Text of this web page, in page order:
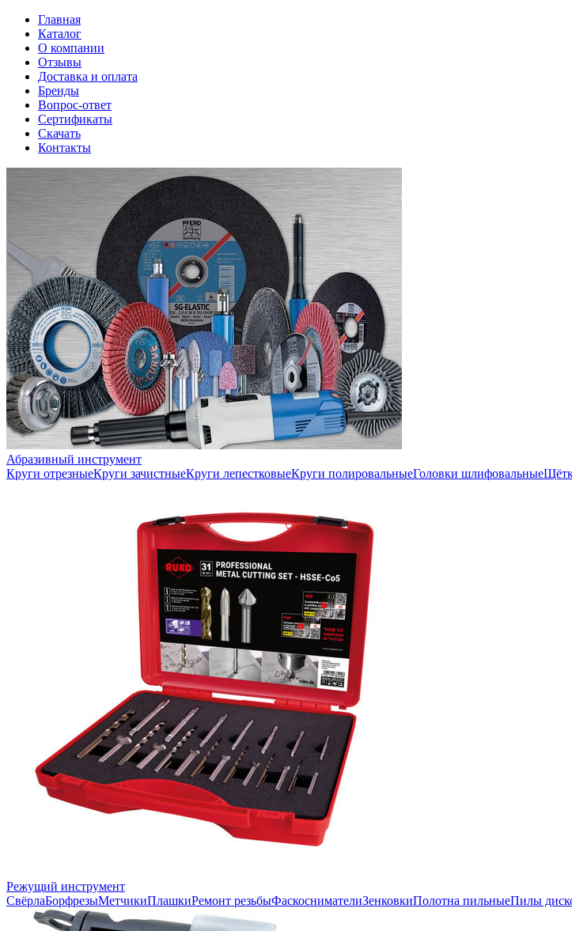
Главная
Каталог
О компании
Отзывы
Доставка и оплата
Бренды
Вопрос-ответ
Сертификаты
Скачать
Контакты
Абразивный инструмент
Круги отрезныеКруги зачистныеКруги лепестковыеКруги полировальныеГоловки шлифовальные
Режущий инструмент
СвёрлаБорфрезыМетчикиПлашкиРемонт резьбыФаскоснимателиЗенковкиПолотна пильныеПилы